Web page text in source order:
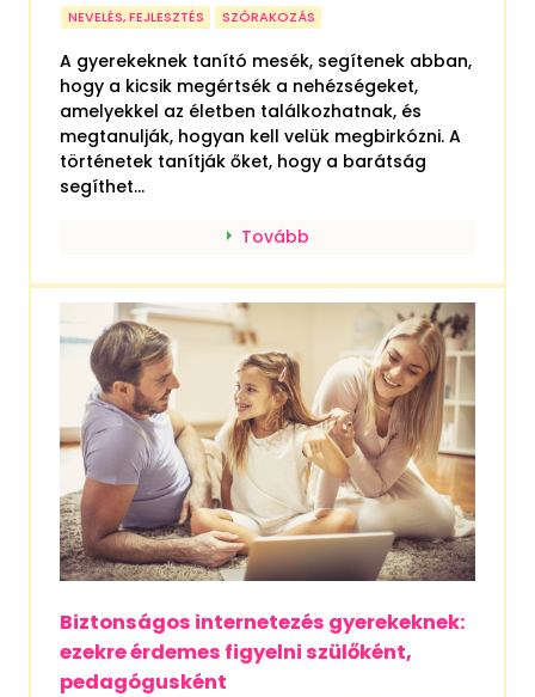
NEVELÉS, FEJLESZTÉS SZÓRAKOZÁS
A gyerekeknek tanító mesék, segítenek abban,
hogy a kicsik megértsék a nehézségeket,
amelyekkel az életben találkozhatnak, és
megtanulják, hogyan kell velük megbirkózni. A
történetek tanítják őket, hogy a barátság
segíthet...
Tovább
Biztonságos internetezés gyerekeknek:
ezekre érdemes figyelni szülőként,
pedagógusként